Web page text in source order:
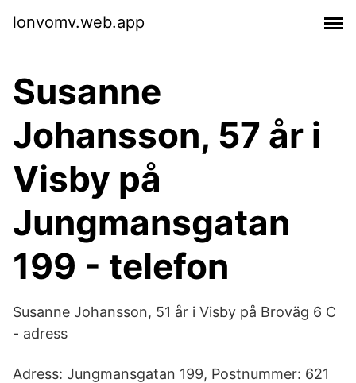
lonvomv.web.app
Susanne
Johansson, 57 år i
Visby på
Jungmansgatan
199 - telefon
Susanne Johansson, 51 år i Visby på Broväg 6 C
- adress
Adress: Jungmansgatan 199, Postnummer: 621